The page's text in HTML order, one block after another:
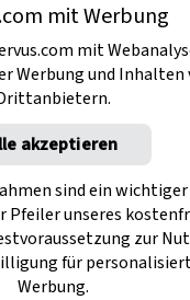
mit Werbung
mit
Werbung und Inhalten
akzeptieren
sind ein wichtiger
unseres
zur
für
Werbung.